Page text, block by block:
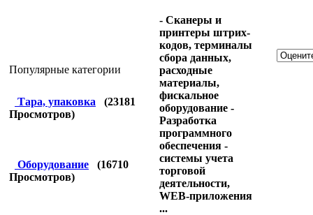
Популярные категории
Тара, упаковка (23181
Просмотров)
Оборудование (16710
Просмотров)
- Сканеры и
принтеры штрих-
кодов, терминалы
сбора данных,
расходные
материалы,
фискальное
оборудование -
Разработка
программного
обеспечения -
системы учета
торговой
деятельности,
WEB-приложения
...